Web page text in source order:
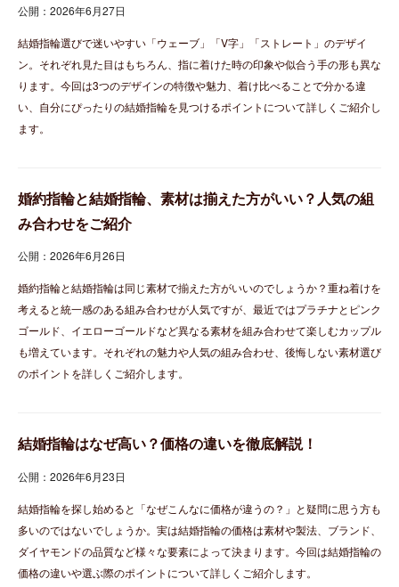
公開：2026年6月27日
結婚指輪選びで迷いやすい「ウェーブ」「V字」「ストレート」のデザイ
ン。それぞれ見た目はもちろん、指に着けた時の印象や似合う手の形も異な
ります。今回は3つのデザインの特徴や魅力、着け比べることで分かる違
い、自分にぴったりの結婚指輪を見つけるポイントについて詳しくご紹介し
ます。
婚約指輪と結婚指輪、素材は揃えた方がいい？人気の組
み合わせをご紹介
公開：2026年6月26日
婚約指輪と結婚指輪は同じ素材で揃えた方がいいのでしょうか？重ね着けを
考えると統一感のある組み合わせが人気ですが、最近ではプラチナとピンク
ゴールド、イエローゴールドなど異なる素材を組み合わせて楽しむカップル
も増えています。それぞれの魅力や人気の組み合わせ、後悔しない素材選び
のポイントを詳しくご紹介します。
結婚指輪はなぜ高い？価格の違いを徹底解説！
公開：2026年6月23日
結婚指輪を探し始めると「なぜこんなに価格が違うの？」と疑問に思う方も
多いのではないでしょうか。実は結婚指輪の価格は素材や製法、ブランド、
ダイヤモンドの品質など様々な要素によって決まります。今回は結婚指輪の
価格の違いや選ぶ際のポイントについて詳しくご紹介します。